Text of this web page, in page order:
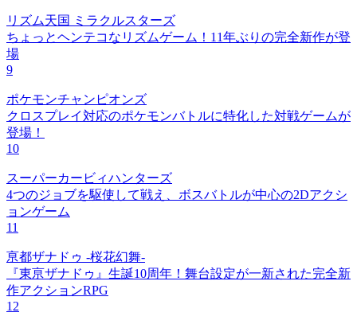
リズム天国 ミラクルスターズ
ちょっとヘンテコなリズムゲーム！11年ぶりの完全新作が登
場
9
ポケモンチャンピオンズ
クロスプレイ対応のポケモンバトルに特化した対戦ゲームが
登場！
10
スーパーカービィハンターズ
4つのジョブを駆使して戦え、ボスバトルが中心の2Dアクシ
ョンゲーム
11
亰都ザナドゥ -桜花幻舞-
『東亰ザナドゥ』生誕10周年！舞台設定が一新された完全新
作アクションRPG
12